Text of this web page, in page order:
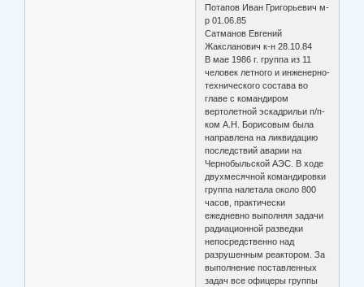
Потапов Иван Григорьевич м-
р 01.06.85
Сатманов Евгений
Жаксланович к-н 28.10.84
В мае 1986 г. группа из 11
человек летного и инженерно-
технического состава во
главе с командиром
вертолетной эскадрильи п/п-
ком А.Н. Борисовым была
направлена на ликвидацию
последствий аварии на
Чернобыльской АЭС. В ходе
двухмесячной командировки
группа налетала около 800
часов, практически
ежедневно выполняя задачи
радиационной разведки
непосредственно над
разрушенным реактором. За
выполнение поставленных
задач все офицеры группы